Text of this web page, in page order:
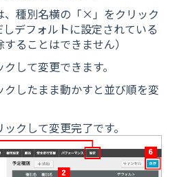
、種別名横の「×」をクリック
しデフォルトに設定されている
ることはできません）
して変更できます。
クしたまま動かすと並び順を変
ックして変更完了です。